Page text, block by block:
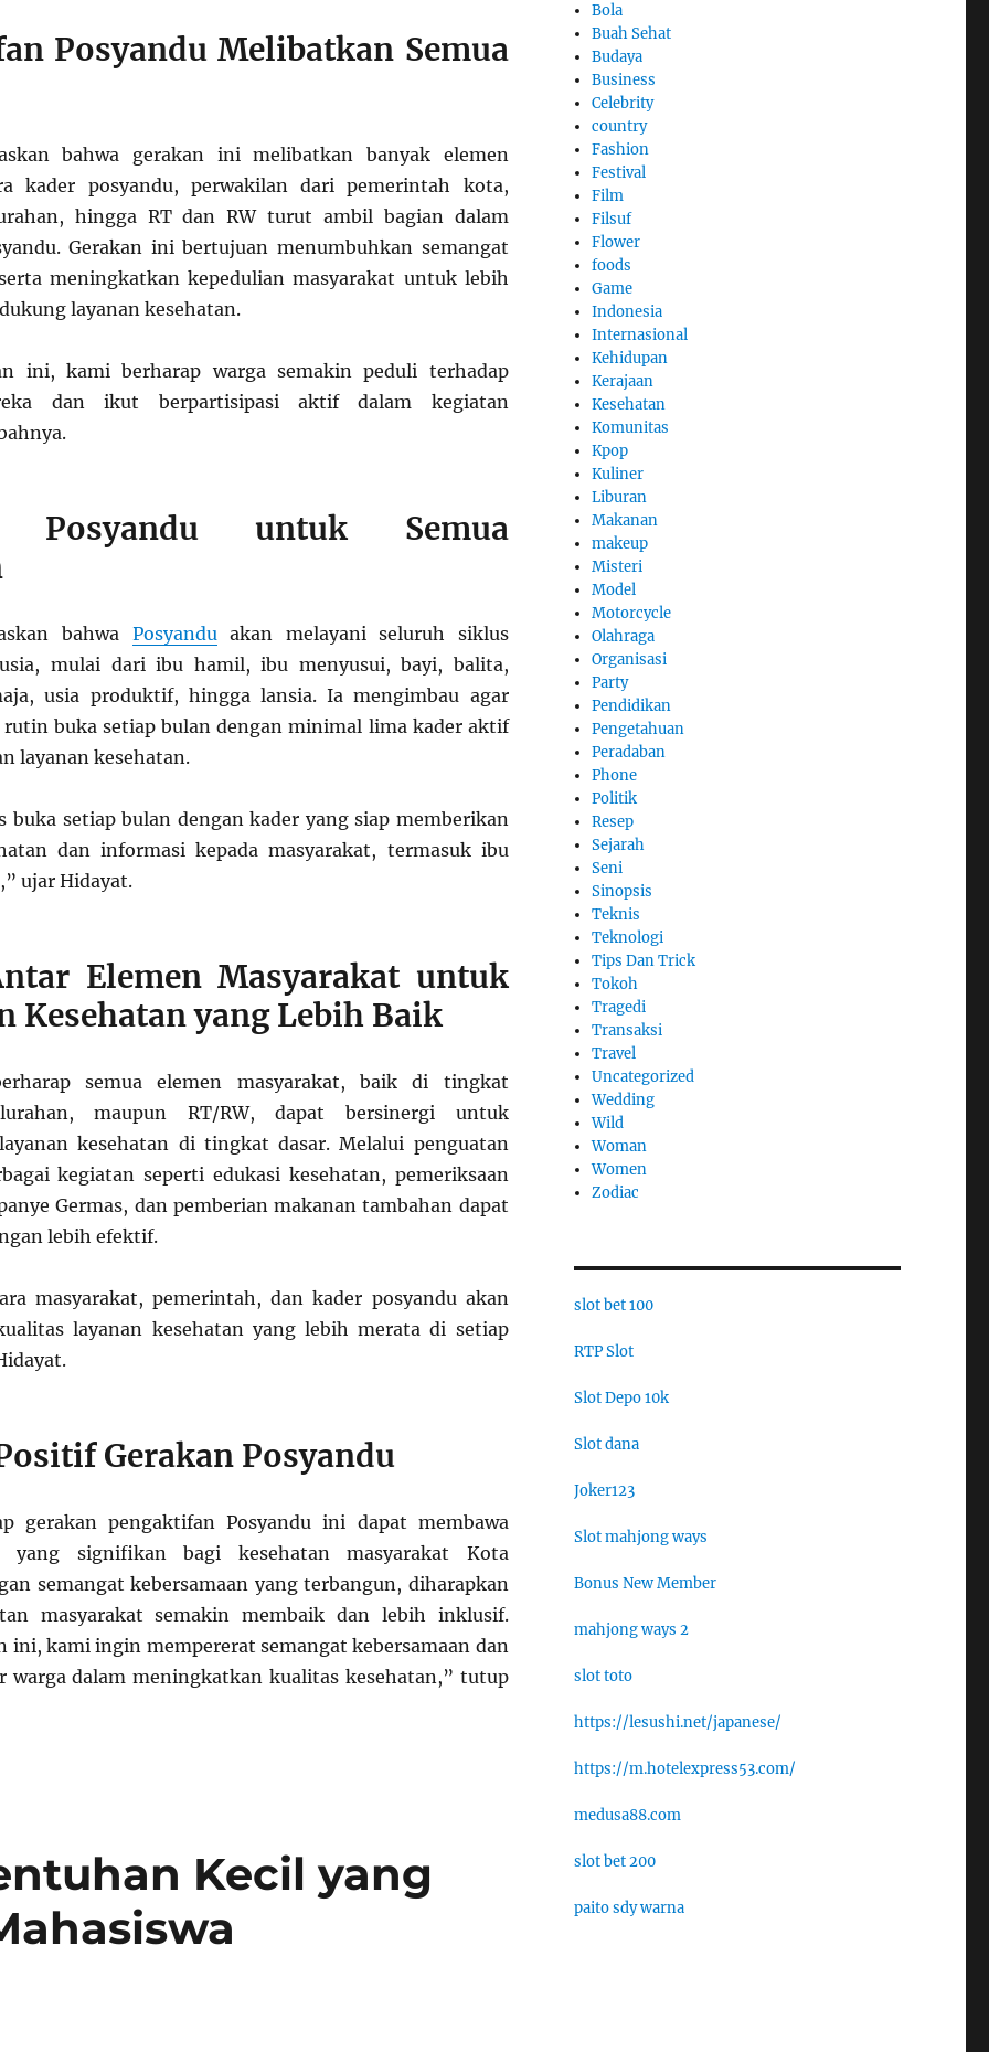
Posyandu Melibatkan Semua
bahwa gerakan ini melibatkan banyak elemen
kader posyandu, perwakilan dari pemerintah kota,
hingga RT dan RW turut ambil bagian dalam
Gerakan ini bertujuan menumbuhkan semangat
meningkatkan kepedulian masyarakat untuk lebih
layanan kesehatan.
ini, kami berharap warga semakin peduli terhadap
dan ikut berpartisipasi aktif dalam kegiatan
Posyandu untuk Semua
bahwa Posyanduakan melayani seluruh siklus
mulai dari ibu hamil, ibu menyusui, bayi, balita,
usia produktif, hingga lansia. Ia mengimbau agar
rutin buka setiap bulan dengan minimal lima kader aktif
layanan kesehatan.
buka setiap bulan dengan kader yang siap memberikan
dan informasi kepada masyarakat, termasuk ibu
ujar Hidayat.
Elemen Masyarakat untuk
Kesehatan yang Lebih Baik
semua elemen masyarakat, baik di tingkat
maupun RT/RW, dapat bersinergi untuk
kesehatan di tingkat dasar. Melalui penguatan
kegiatan seperti edukasi kesehatan, pemeriksaan
Germas, dan pemberian makanan tambahan dapat
lebih efektif.
masyarakat, pemerintah, dan kader posyandu akan
layanan kesehatan yang lebih merata di setiap
Gerakan Posyandu
gerakan pengaktifan Posyandu ini dapat membawa
yang signifikan bagi kesehatan masyarakat Kota
semangat kebersamaan yang terbangun, diharapkan
masyarakat semakin membaik dan lebih inklusif.
ini, kami ingin mempererat semangat kebersamaan dan
warga dalam meningkatkan kualitas kesehatan,” tutup
Kecil yang
Bola
Buah Sehat
Budaya
Business
Celebrity
country
Fashion
Festival
Film
Filsuf
Flower
foods
Game
Indonesia
Internasional
Kehidupan
Kerajaan
Kesehatan
Komunitas
Kpop
Kuliner
Liburan
Makanan
makeup
Misteri
Model
Motorcycle
Olahraga
Organisasi
Party
Pendidikan
Pengetahuan
Peradaban
Phone
Politik
Resep
Sejarah
Seni
Sinopsis
Teknis
Teknologi
Tips Dan Trick
Tokoh
Tragedi
Transaksi
Travel
Uncategorized
Wedding
Wild
Woman
Women
Zodiac
slot bet 100
RTP Slot
Slot Depo 10k
Slot dana
Joker123
Slot mahjong ways
Bonus New Member
mahjong ways 2
slot toto
https://lesushi.net/japanese/
https://m.hotelexpress53.com/
medusa88.com
slot bet 200
paito sdy warna